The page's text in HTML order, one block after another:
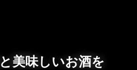
美味しいお酒を